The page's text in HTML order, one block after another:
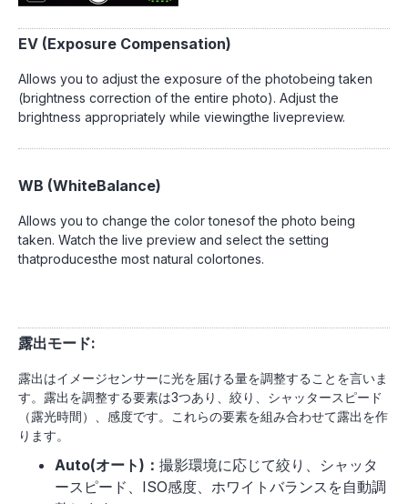
EV (Exposure Compensation)
Allows you to adjust the exposure of the photobeing taken
(brightness correction of the entire photo). Adjust the
brightness appropriately while viewingthe livepreview.
WB (WhiteBalance)
Allows you to change the color tonesof the photo being
taken. Watch the live preview and select the setting
thatproducesthe most natural colortones.
露出モード:
露出はイメージセンサーに光を届ける量を調整することを言いま
す。露出を調整する要素は3つあり、絞り、シャッタースピード
（露光時間）、感度です。これらの要素を組み合わせて露出を作
ります。
Auto(オート)： 撮影環境に応じて絞り、シャッタ
ースピード、ISO感度、ホワイトバランスを自動調